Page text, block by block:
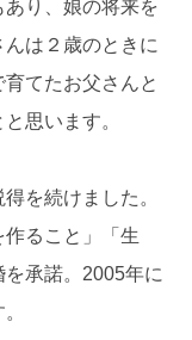
り、娘の将来を
は２歳のときに
てたお父さんと
思います。
を続けました。
ること」「生
承諾。2005年に